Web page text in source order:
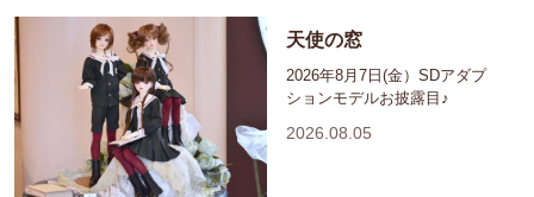
天使の窓
2026年8月7日(金）SDアダプ
ションモデルお披露目♪
2026.08.05